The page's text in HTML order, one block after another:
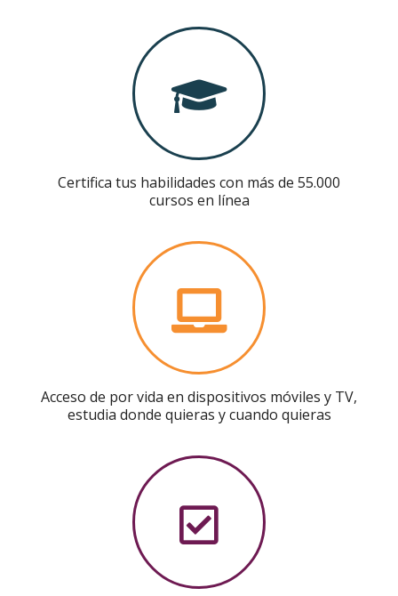
Certifica tus habilidades con más de 55.000
cursos en línea
Acceso de por vida en dispositivos móviles y TV,
estudia donde quieras y cuando quieras